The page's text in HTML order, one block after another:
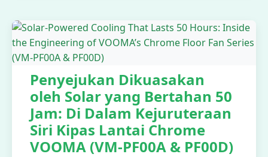
Penyejukan Dikuasakan
oleh Solar yang Bertahan 50
Jam: Di Dalam Kejuruteraan
Siri Kipas Lantai Chrome
VOOMA (VM-PF00A & PF00D)